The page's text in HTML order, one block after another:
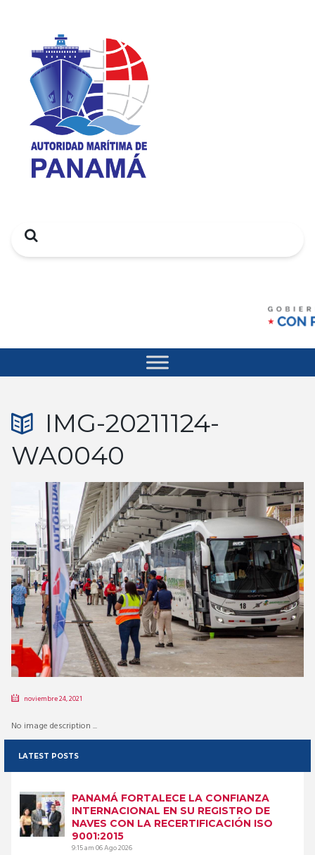
Search
IMG-20211124-
WA0040
noviembre 24, 2021
No image description ...
LATEST POSTS
PANAMÁ FORTALECE LA CONFIANZA
INTERNACIONAL EN SU REGISTRO DE
NAVES CON LA RECERTIFICACIÓN ISO
9001:2015
9:15 am06 Ago 2026